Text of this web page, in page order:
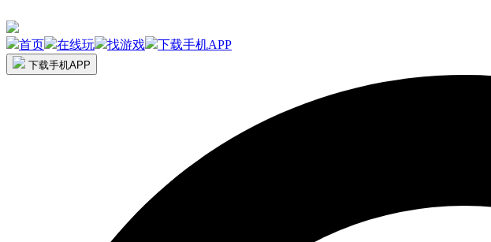
首页 在线玩 找游戏 下载手机APP
下载手机APP